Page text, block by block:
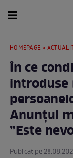
HOMEPAGE »
În ce
introduse
Anunțul
”Este
Publicat pe